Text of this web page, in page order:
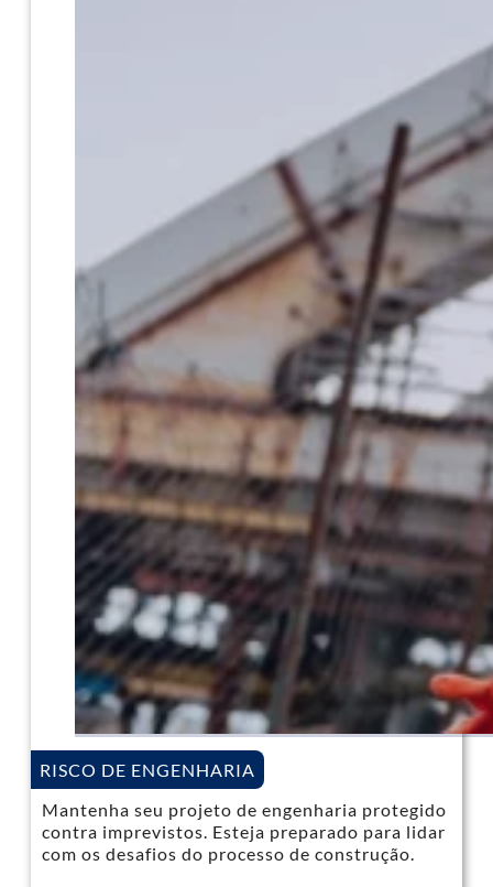
Mantenha seu projeto de engenharia protegido
contra imprevistos. Esteja preparado para lidar
com os desafios do processo de construção.
RISCO DE ENGENHARIA